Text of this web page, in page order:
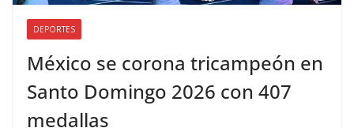
DEPORTES
México se corona tricampeón en
Santo Domingo 2026 con 407
medallas